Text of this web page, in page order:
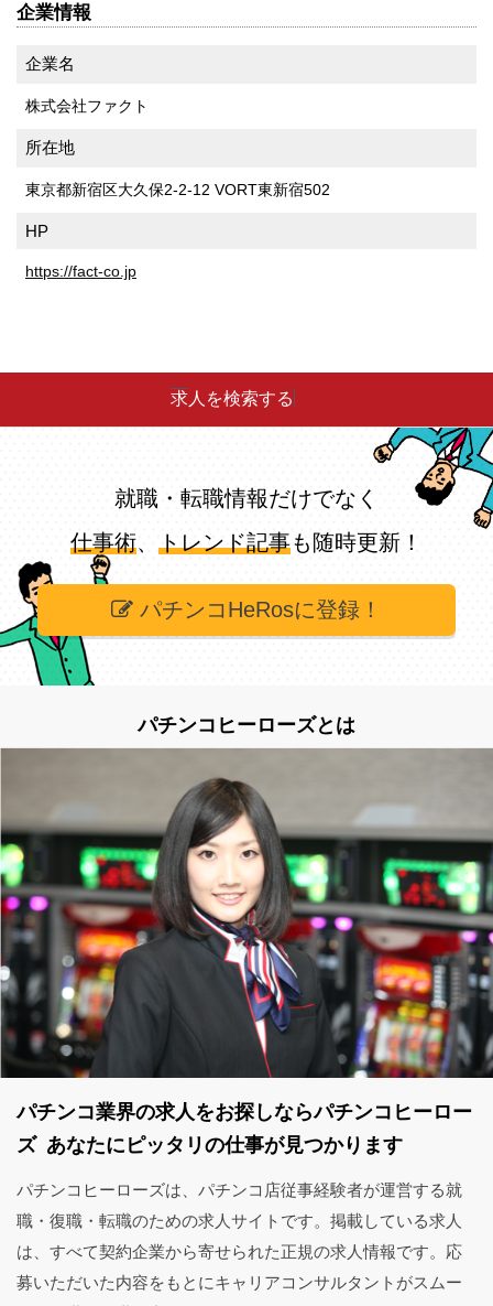
企業情報
企業名
株式会社ファクト
所在地
東京都新宿区大久保2-2-12 VORT東新宿502
HP
https://fact-co.jp
求人を検索する
就職・転職情報だけでなく
仕事術、 トレンド記事も随時更新！
パチンコHeRosに登録！
パチンコヒーローズとは
パチンコ業界の求人をお探しならパチンコヒーロー
ズ あなたにピッタリの仕事が見つかります
パチンコヒーローズは、パチンコ店従事経験者が運営する就
職・復職・転職のための求人サイトです。掲載している求人
は、すべて契約企業から寄せられた正規の求人情報です。応
募いただいた内容をもとにキャリアコンサルタントがスムー